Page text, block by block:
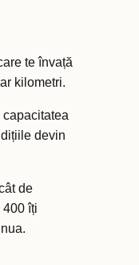
te învață
kilometri.
capacitatea
devin
de
400 îți